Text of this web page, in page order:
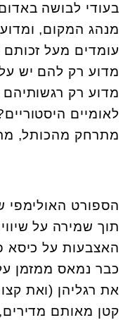
בעודי לבושה
מנהג המקום,
עומדים מעל
מדוע רק להם יש
מדוע רק
לאומיים
מתרחק מהכותל,
הספורט האולימפי
תוך שמירה על
האצבעות על כיסא
כבר נמאס ממזמן
את רגליהן (ואת
קטן מאותם